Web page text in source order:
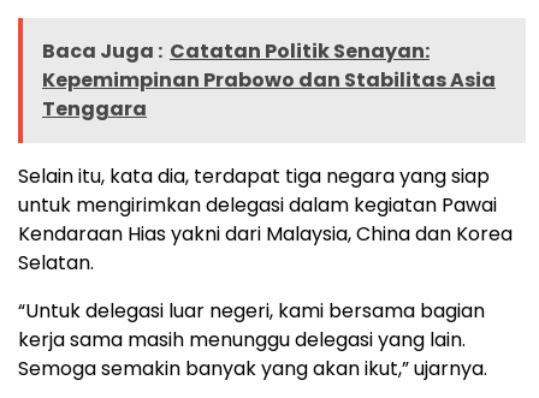
Baca Juga : Catatan Politik Senayan:
Kepemimpinan Prabowo dan Stabilitas Asia
Tenggara
Selain itu, kata dia, terdapat tiga negara yang siap
untuk mengirimkan delegasi dalam kegiatan Pawai
Kendaraan Hias yakni dari Malaysia, China dan Korea
Selatan.
“Untuk delegasi luar negeri, kami bersama bagian
kerja sama masih menunggu delegasi yang lain.
Semoga semakin banyak yang akan ikut,” ujarnya.